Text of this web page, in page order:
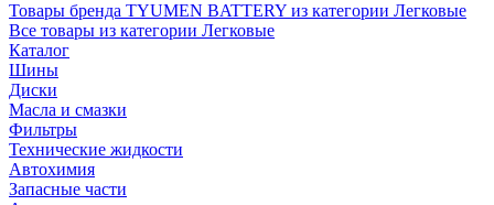
Товары бренда TYUMEN BATTERY из категории Легковые
Все товары из категории Легковые
Каталог
Шины
Диски
Масла и смазки
Фильтры
Технические жидкости
Автохимия
Запасные части